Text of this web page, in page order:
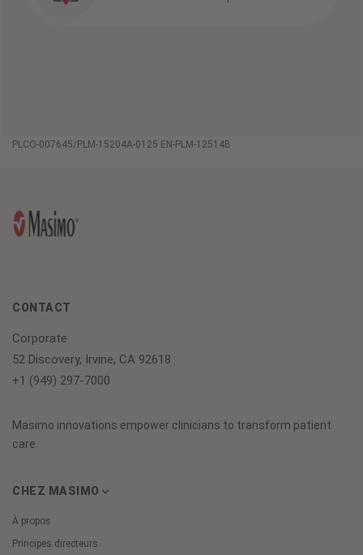
PLCO-007645/PLM-15204A-0125 EN-PLM-12514B
CONTACT
Corporate
52 Discovery, Irvine, CA 92618
+1 (949) 297-7000
Masimo innovations empower clinicians to transform patient
care.
CHEZ MASIMO
À propos
Principes directeurs